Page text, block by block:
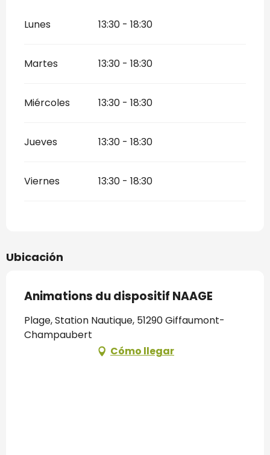
Lunes 13:30 - 18:30
Martes 13:30 - 18:30
Miércoles 13:30 - 18:30
Jueves 13:30 - 18:30
Viernes 13:30 - 18:30
Ubicación
Animations du dispositif NAAGE
Plage, Station Nautique, 51290 Giffaumont-
Champaubert
Cómo llegar